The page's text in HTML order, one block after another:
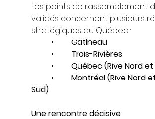
Les points de rassemblement
validés concernent plusieurs
stratégiques du Québec :
Gatineau
Trois-Rivières
Québec (Rive Nord et
Montréal (Rive Nord
Sud)
Une rencontre décisive